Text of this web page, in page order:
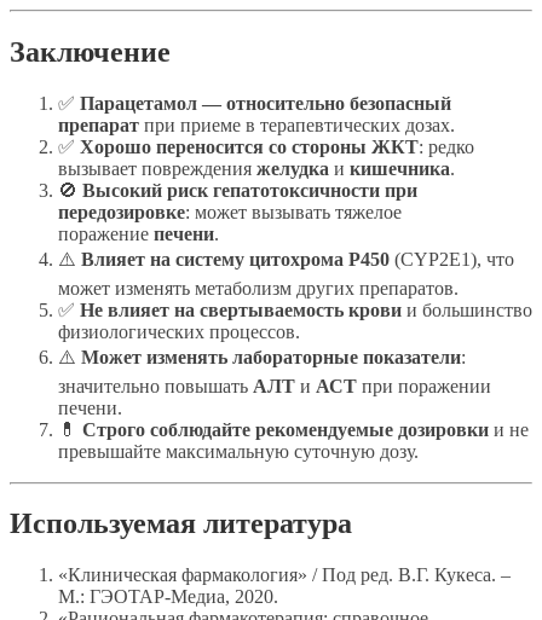
Заключение
✅ Парацетамол — относительно безопасный
препарат при приеме в терапевтических дозах.
✅ Хорошо переносится со стороны ЖКТ: редко
вызывает повреждения желудка и кишечника.
🚫 Высокий риск гепатотоксичности при
передозировке: может вызывать тяжелое
поражение печени.
⚠️ Влияет на систему цитохрома P450 (CYP2E1), что
может изменять метаболизм других препаратов.
✅ Не влияет на свертываемость крови и большинство
физиологических процессов.
⚠️ Может изменять лабораторные показатели:
значительно повышать АЛТ и АСТ при поражении
печени.
💊 Строго соблюдайте рекомендуемые дозировки и не
превышайте максимальную суточную дозу.
Используемая литература
«Клиническая фармакология» / Под ред. В.Г. Кукеса. –
М.: ГЭОТАР-Медиа, 2020.